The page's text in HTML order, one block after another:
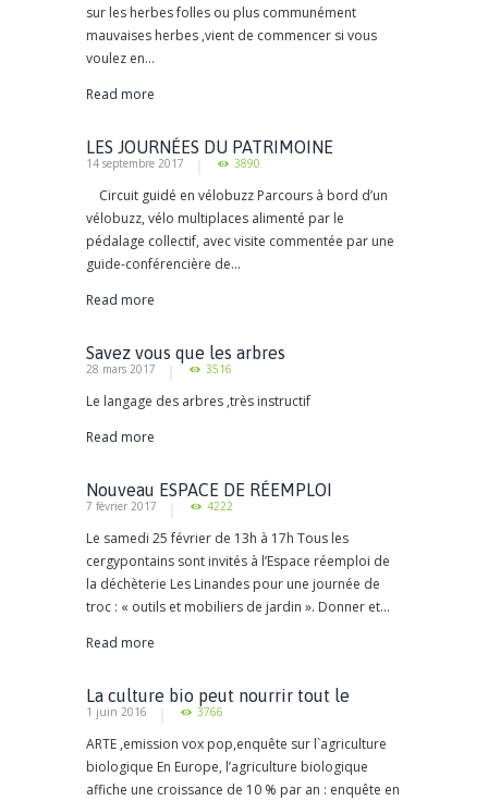
sur les herbes folles ou plus communément
mauvaises herbes ,vient de commencer si vous
voulez en...
Read more
LES JOURNÉES DU PATRIMOINE
14 septembre 2017 3890
Circuit guidé en vélobuzz Parcours à bord d’un
vélobuzz, vélo multiplaces alimenté par le
pédalage collectif, avec visite commentée par une
guide-conférencière de...
Read more
Savez vous que les arbres
communiquent ?
28 mars 2017 3516
Le langage des arbres ,très instructif
Read more
Nouveau ESPACE DE RÉEMPLOI
7 février 2017 4222
Le samedi 25 février de 13h à 17h Tous les
cergypontains sont invités à l’Espace réemploi de
la déchèterie Les Linandes pour une journée de
troc : « outils et mobiliers de jardin ». Donner et...
Read more
La culture bio peut nourrir tout le
monde
1 juin 2016 3766
ARTE ,emission vox pop,enquête sur l`agriculture
biologique En Europe, l’agriculture biologique
affiche une croissance de 10 % par an : enquête en